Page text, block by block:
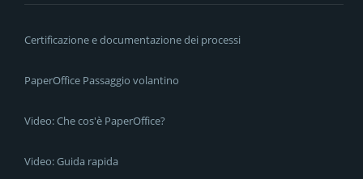
Certificazione e documentazione dei processi
PaperOffice Passaggio volantino
Video: Che cos'è PaperOffice?
Video: Guida rapida